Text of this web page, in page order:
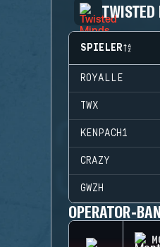
SPIELER
ROYALLE
TWX
KENPACH1
CRAZY
GWZH
OPERATOR-